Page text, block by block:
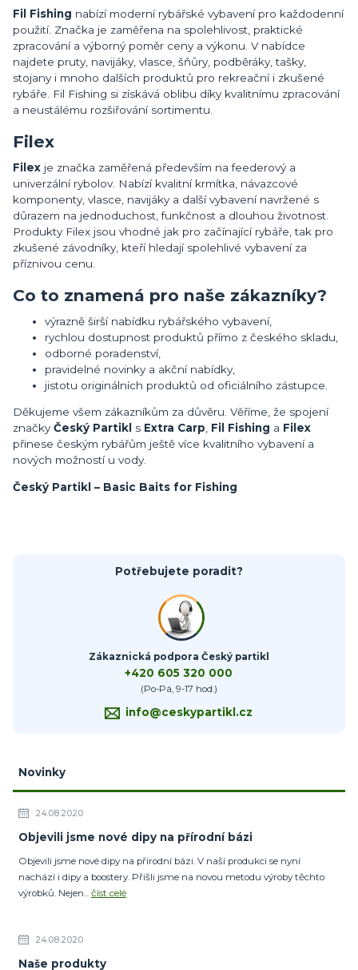
Fil Fishing nabízí moderní rybářské vybavení pro každodenní
použití. Značka je zaměřena na spolehlivost, praktické
zpracování a výborný poměr ceny a výkonu. V nabídce
najdete pruty, navijáky, vlasce, šňůry, podběráky, tašky,
stojany i mnoho dalších produktů pro rekreační i zkušené
rybáře. Fil Fishing si získává oblibu díky kvalitnímu zpracování
a neustálému rozšiřování sortimentu.
Filex
Filex je značka zaměřená především na feederový a
univerzální rybolov. Nabízí kvalitní krmítka, návazcové
komponenty, vlasce, navijáky a další vybavení navržené s
důrazem na jednoduchost, funkčnost a dlouhou životnost.
Produkty Filex jsou vhodné jak pro začínající rybáře, tak pro
zkušené závodníky, kteří hledají spolehlivé vybavení za
příznivou cenu.
Co to znamená pro naše zákazníky?
výrazně širší nabídku rybářského vybavení,
rychlou dostupnost produktů přímo z českého skladu,
odborné poradenství,
pravidelné novinky a akční nabídky,
jistotu originálních produktů od oficiálního zástupce.
Děkujeme všem zákazníkům za důvěru. Věříme, že spojení
značky Český Partikl s Extra Carp, Fil Fishing a Filex
přinese českým rybářům ještě více kvalitního vybavení a
nových možností u vody.
Český Partikl – Basic Baits for Fishing
Potřebujete poradit?
Zákaznická podpora Český partikl
+420 605 320 000
(Po-Pá, 9-17 hod.)
info@ceskypartikl.cz
Novinky
24.08.2020
Objevili jsme nové dipy na přírodní bázi
Objevili jsme nové dipy na přírodní bázi. V naší produkci se nyní
nachází i dipy a boostery. Přišli jsme na novou metodu výroby těchto
výrobků. Nejen... číst celé
24.08.2020
Naše produkty